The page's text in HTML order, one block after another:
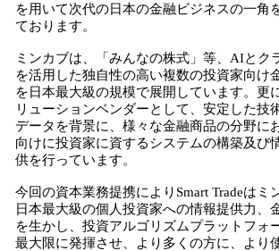
を用いて次代の日本の金融ビジネスの一角
ております。
ミンカブは、「みんなの株式」等、AIとク
を活用した独自性の高い複数の投資家向け
を日本最大級の規模で展開しています。更
リューションベンダーとして、安定した技
データを背景に、様々な金融商品の分野に
向けに投資家に資するシステムの構築及び
供を行っています。
今回の資本業務提携によりSmart Tradeはミ
日本最大級の個人投資家への情報提供力、
を生かし、投資アルゴリズムプラットフォ
最大限に発揮させ、より多くの方に、より